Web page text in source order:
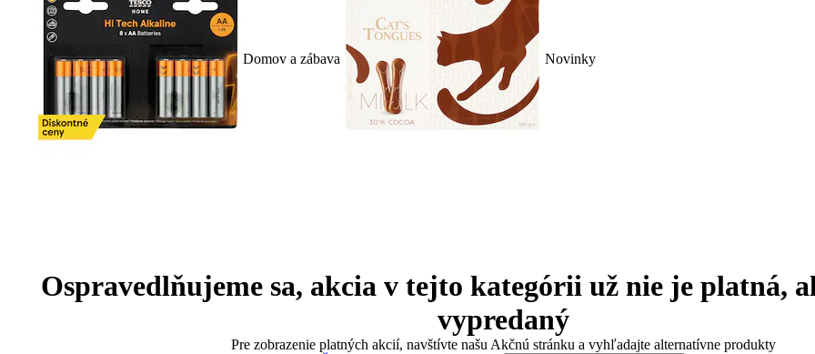
Domov a zábava Novinky
Ospravedlňujeme sa, akcia v tejto kategórii už nie je platná,
vypredaný
Pre zobrazenie platných akcií, navštívte našu Akčnú stránku a vyhľadajte alternatívne produkty